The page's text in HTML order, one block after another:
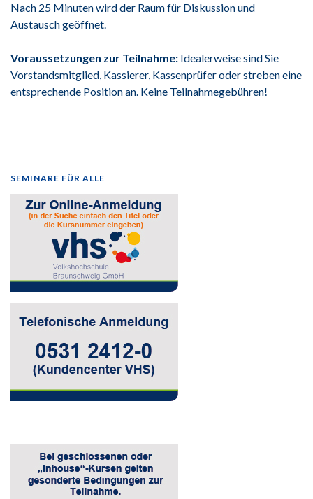
Nach 25 Minuten wird der Raum für Diskussion und
Austausch geöffnet.
Voraussetzungen zur Teilnahme: Idealerweise sind Sie
Vorstandsmitglied, Kassierer, Kassenprüfer oder streben eine
entsprechende Position an. Keine Teilnahmegebühren!
SEMINARE FÜR ALLE